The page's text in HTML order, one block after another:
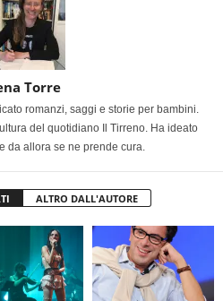
Torre
romanzi, saggi e storie per bambini.
del quotidiano Il Tirreno. Ha ideato
da allora se ne prende cura.
ALTRO DALL'AUTORE